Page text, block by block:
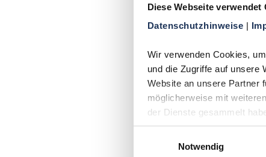
Diese Webseite verwendet
Datenschutzhinweise |
Wir verwenden Cookies,
und die Zugriffe auf unsere
Website an unsere Partner
möglicherweise mit
der Dienste gesammelt
Notwendig
Für